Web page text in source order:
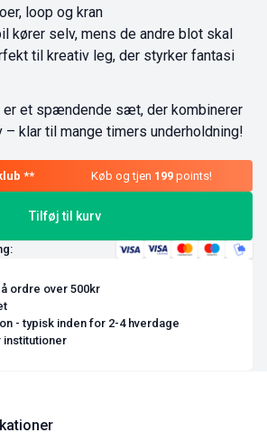
loop og kran
kører selv, mens de andre blot skal
til kreativ leg, der styrker fantasi
er et spændende sæt, der kombinerer
klar til mange timers underholdning!
Køb og tjen 199 points!
Tilføj til kurv
ordre over 500kr
- typisk inden for 2-4 hverdage
institutioner